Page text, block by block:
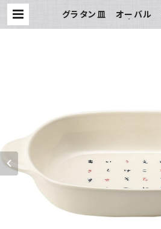
グラタン皿 オーバ